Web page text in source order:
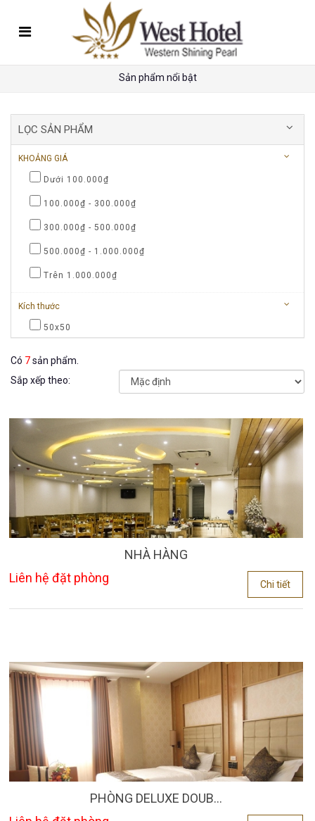
Phòng nghỉ
Nhà hàng - hội nghị
Đặt phòng
Tuyển dụng
Liên hệ
Đăng nhập / Đăng ký
Sản phẩm nổi bật
LỌC SẢN PHẨM
KHOẢNG GIÁ
Dưới 100.000₫
100.000₫ - 300.000₫
300.000₫ - 500.000₫
500.000₫ - 1.000.000₫
Trên 1.000.000₫
Kích thước
50x50
Có 7sản phẩm.
Sắp xếp theo:
NHÀ HÀNG
Liên hệ đặt phòng
Chi tiết
PHÒNG DELUXE DOUB...